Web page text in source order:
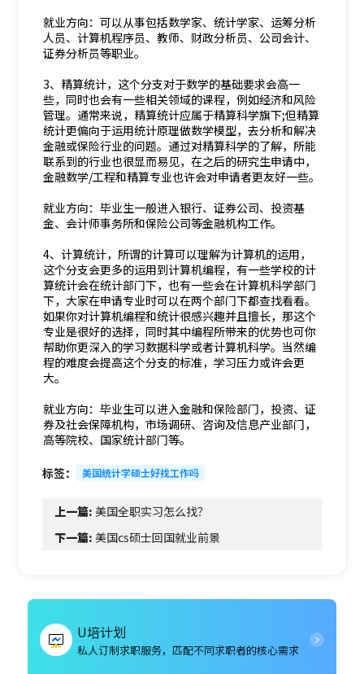
就业方向：可以从事包括数学家、统计学家、运筹分析
人员、计算机程序员、教师、财政分析员、公司会计、
证券分析员等职业。
3、精算统计，这个分支对于数学的基础要求会高一
些，同时也会有一些相关领域的课程，例如经济和风险
管理。通常来说，精算统计应属于精算科学旗下;但精算
统计更偏向于运用统计原理做数学模型，去分析和解决
金融或保险行业的问题。通过对精算科学的了解，所能
联系到的行业也很显而易见，在之后的研究生申请中，
金融数学/工程和精算专业也许会对申请者更友好一些。
就业方向：毕业生一般进入银行、证券公司、投资基
金、会计师事务所和保险公司等金融机构工作。
4、计算统计，所谓的计算可以理解为计算机的运用，
这个分支会更多的运用到计算机编程，有一些学校的计
算统计会在统计部门下，也有一些会在计算机科学部门
下，大家在申请专业时可以在两个部门下都查找看看。
如果你对计算机编程和统计很感兴趣并且擅长，那这个
专业是很好的选择，同时其中编程所带来的优势也可你
帮助你更深入的学习数据科学或者计算机科学。当然编
程的难度会提高这个分支的标准，学习压力或许会更
大。
就业方向：毕业生可以进入金融和保险部门，投资、证
券及社会保障机构，市场调研、咨询及信息产业部门，
高等院校、国家统计部门等。
标签： 美国统计学硕士好找工作吗
上一篇:美国全职实习怎么找？
下一篇:美国cs硕士回国就业前景
U培计划
私人订制求职服务，匹配不同求职者的核心需求